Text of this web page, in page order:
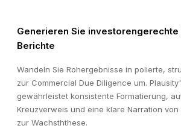
Generieren Sie
Berichte
Wandeln Sie Rohergebnisse in polierte,
zur Commercial Due Diligence um.
gewährleistet konsistente Formatierung,
Kreuzverweis und eine klare Narration von
zur Wachsththese.